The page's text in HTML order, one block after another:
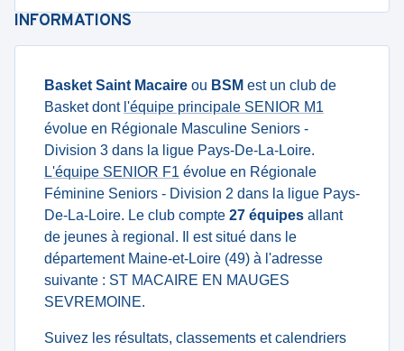
INFORMATIONS
Basket Saint Macaire ou BSM est un club de
Basket dont l'équipe principale SENIOR M1
évolue en Régionale Masculine Seniors -
Division 3 dans la ligue Pays-De-La-Loire.
L'équipe SENIOR F1 évolue en Régionale
Féminine Seniors - Division 2 dans la ligue Pays-
De-La-Loire. Le club compte 27 équipes allant
de jeunes à regional. Il est situé dans le
département Maine-et-Loire (49) à l'adresse
suivante : ST MACAIRE EN MAUGES
SEVREMOINE.
Suivez les résultats, classements et calendriers